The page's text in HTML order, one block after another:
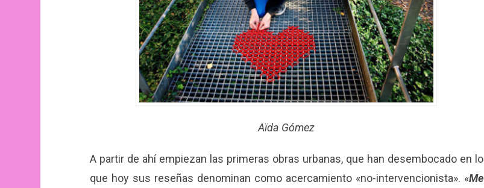
Aïda Gómez
A partir de ahí empiezan las primeras obras urbanas, que han desembocado en lo
que hoy sus reseñas denominan como acercamiento «no-intervencionista». «Me